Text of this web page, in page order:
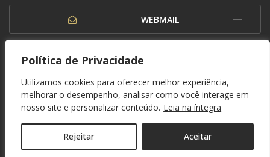
Política de Privacidade
Utilizamos cookies para oferecer melhor experiência,
melhorar o desempenho, analisar como você interage em
nosso site e personalizar conteúdo. Leia na íntegra
Rejeitar Aceitar
WEBMAIL
OUVIDORIA
© 1937 - 2026. Federação Paranaense de Futebol. Todos os direitos reservados. By